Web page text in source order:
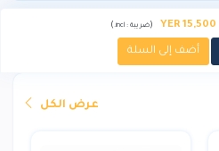
YER 15,500
(ضريبة : incl.
)
أضف إلى السلة
عرض الكل